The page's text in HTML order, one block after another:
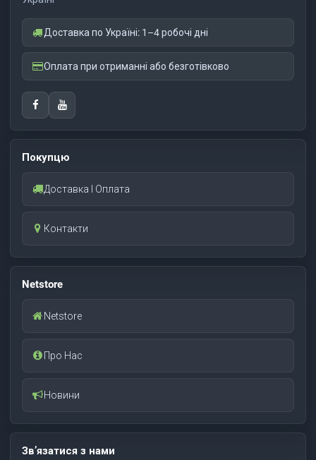
Доставка по Україні: 1–4 робочі дні
Оплата при отриманні або безготівково
Покупцю
Доставка І Оплата
Контакти
Netstore
Netstore
Про Нас
Новини
Зв’язатися з нами